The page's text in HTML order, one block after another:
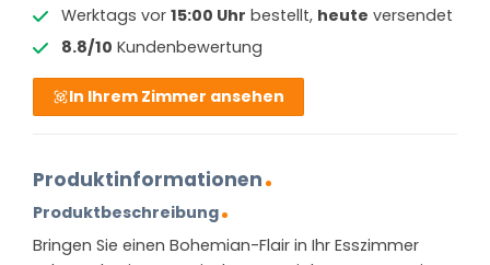
Werktags vor 15:00 Uhr bestellt, heute versendet
8.8/10 Kundenbewertung
In Ihrem Zimmer ansehen
Produktinformationen
Produktbeschreibung
Bringen Sie einen Bohemian-Flair in Ihr Esszimmer